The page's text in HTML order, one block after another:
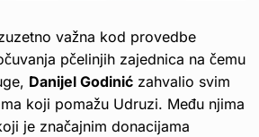
važna kod provedbe
pčelinjih zajednica na čemu
Danijel Godinić zahvalio svim
koji pomažu Udruzi. Među njima
je značajnim donacijama